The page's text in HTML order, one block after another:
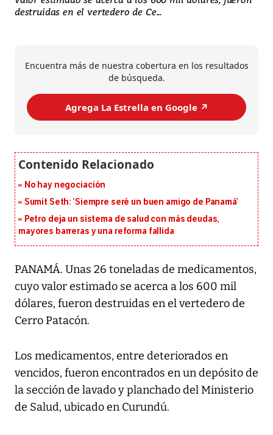
destruidas en el vertedero de Ce...
Encuentra más de nuestra cobertura en los resultados
de búsqueda.
Agrega La Estrella en Google ↗️
No hay negociación
Sumit Seth: ‘Siempre seré un buen amigo de Panamá’
Petro deja un sistema de salud con más deudas,
mayores barreras y una reforma fallida
PANAMÁ. Unas 26 toneladas de medicamentos,
cuyo valor estimado se acerca a los 600 mil
dólares, fueron destruidas en el vertedero de
Cerro Patacón.
Los medicamentos, entre deteriorados en
vencidos, fueron encontrados en un depósito de
la sección de lavado y planchado del Ministerio
de Salud, ubicado en Curundú.